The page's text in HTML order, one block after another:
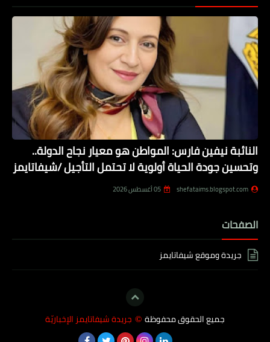
النائبة نيفين فارس: المواطن هو معيار نجاح الدولة..
وتحسين جودة الحياة أولوية لا تحتمل التأجيل /شيفاتايمز
shefataims.blogspot.com 05 أغسطس 2026
الصفحات
جريدة وموقع شيفاتايمز
جميع الحقوق محفوظة © جريدة شيفاتايمز الإخباريّة